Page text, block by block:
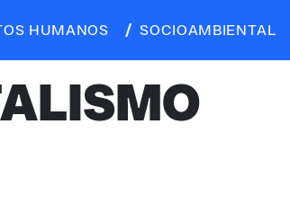
HUMANOS SOCIOAMBIENTAL